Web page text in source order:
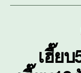
เฮี๊ย